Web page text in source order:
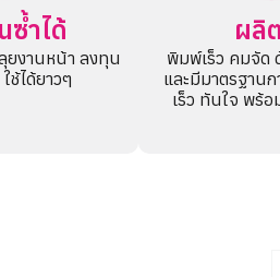
ซ้ำได้
งานหน้า ลงทุน
ช้ได้ยาวๆ
ผลิ
พิมพ์เร็ว คมจัด
และมีมาตรฐาน
เร็ว ทันใจ พร้